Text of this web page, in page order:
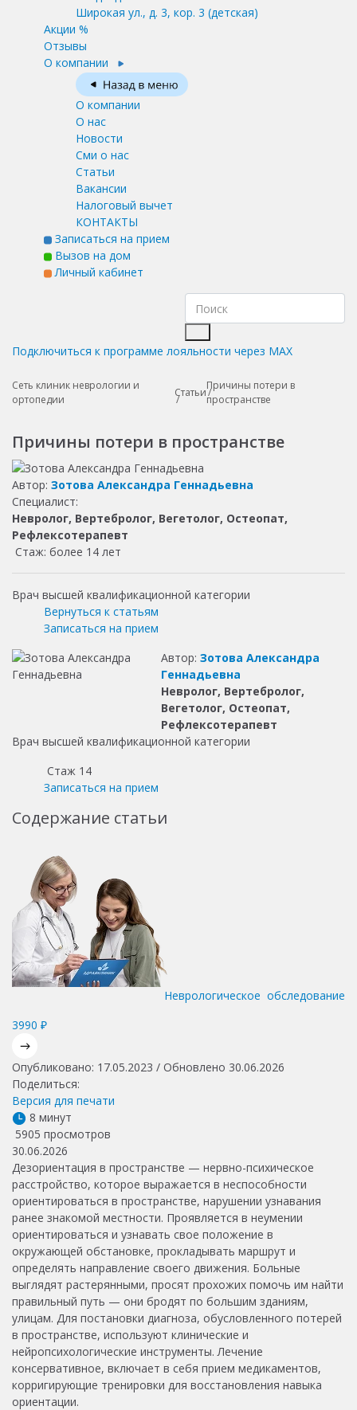
Широкая ул., д. 3, кор. 3 (детская)
Акции %
Отзывы
О компании
О компании
О нас
Новости
Сми о нас
Статьи
Вакансии
Налоговый вычет
КОНТАКТЫ
Записаться на прием
Вызов на дом
Личный кабинет
Подключиться к программе лояльности через MAX
Сеть клиник неврологии и
ортопедии
Статьи
Причины потери в
пространстве
Причины потери в пространстве
Автор: Зотова Александра Геннадьевна
Специалист:
Невролог, Вертебролог, Вегетолог, Остеопат,
Рефлексотерапевт
Стаж: более 14 лет
Врач высшей квалификационной категории
Вернуться к статьям
Записаться на прием
Автор: Зотова Александра
Геннадьевна
Невролог, Вертебролог,
Вегетолог, Остеопат,
Рефлексотерапевт
Врач высшей квалификационной категории
Стаж 14
Записаться на прием
Содержание статьи
Неврологическое обследование
3990 ₽
Опубликовано: 17.05.2023 / Обновлено 30.06.2026
Поделиться:
Версия для печати
8 минут
5905 просмотров
30.06.2026
Дезориентация в пространстве — нервно-психическое
расстройство, которое выражается в неспособности
ориентироваться в пространстве, нарушении узнавания
ранее знакомой местности. Проявляется в неумении
ориентироваться и узнавать свое положение в
окружающей обстановке, прокладывать маршрут и
определять направление своего движения. Больные
выглядят растерянными, просят прохожих помочь им найти
правильный путь — они бродят по большим зданиям,
улицам. Для постановки диагноза, обусловленного потерей
в пространстве, используют клинические и
нейропсихологические инструменты. Лечение
консервативное, включает в себя прием медикаментов,
корригирующие тренировки для восстановления навыка
ориентации.